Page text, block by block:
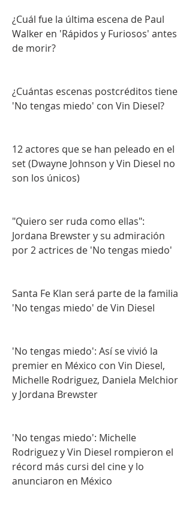
¿Cuál fue la última escena de Paul
Walker en 'Rápidos y Furiosos' antes
de morir?
¿Cuántas escenas postcréditos tiene
'No tengas miedo' con Vin Diesel?
12 actores que se han peleado en el
set (Dwayne Johnson y Vin Diesel no
son los únicos)
"Quiero ser ruda como ellas":
Jordana Brewster y su admiración
por 2 actrices de 'No tengas miedo'
Santa Fe Klan será parte de la familia
'No tengas miedo' de Vin Diesel
'No tengas miedo': Así se vivió la
premier en México con Vin Diesel,
Michelle Rodriguez, Daniela Melchior
y Jordana Brewster
'No tengas miedo': Michelle
Rodriguez y Vin Diesel rompieron el
récord más cursi del cine y lo
anunciaron en México